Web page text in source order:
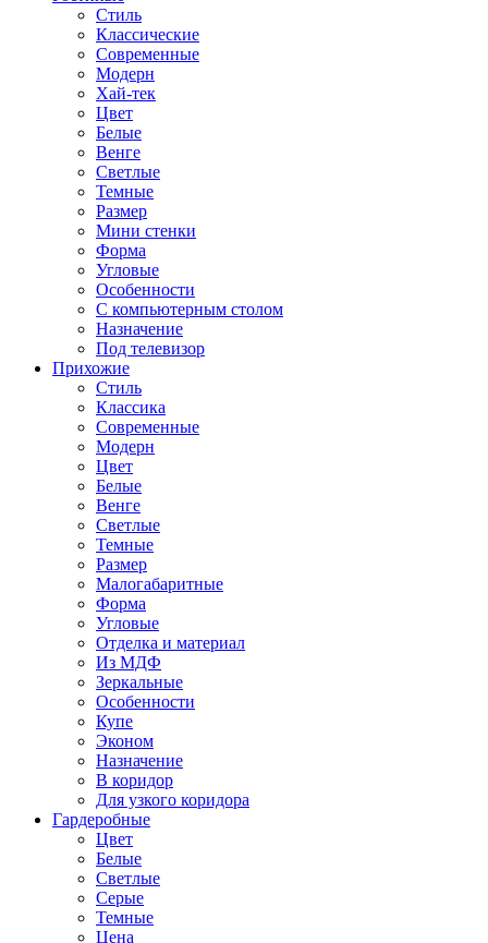
Стиль
Классические
Современные
Модерн
Хай-тек
Цвет
Белые
Венге
Светлые
Темные
Размер
Мини стенки
Форма
Угловые
Особенности
С компьютерным столом
Назначение
Под телевизор
Прихожие
Стиль
Классика
Современные
Модерн
Цвет
Белые
Венге
Светлые
Темные
Размер
Малогабаритные
Форма
Угловые
Отделка и материал
Из МДФ
Зеркальные
Особенности
Купе
Эконом
Назначение
В коридор
Для узкого коридора
Гардеробные
Цвет
Белые
Светлые
Серые
Темные
Цена